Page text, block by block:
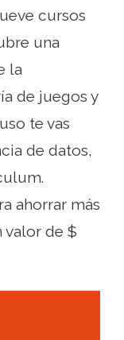
cursos
una
la
de juegos y
te vas
de datos,
ahorrar más
valor de $